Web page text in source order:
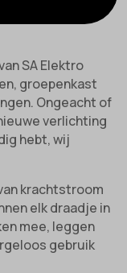
SA Elektro
groepenkast
Ongeacht of
verlichting
hebt, wij
krachtstroom
elk draadje in
mee, leggen
gebruik